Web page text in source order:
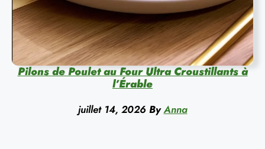
Pilons de Poulet au Four Ultra Croustillants à
l’Érable
juillet 14, 2026 By Anna